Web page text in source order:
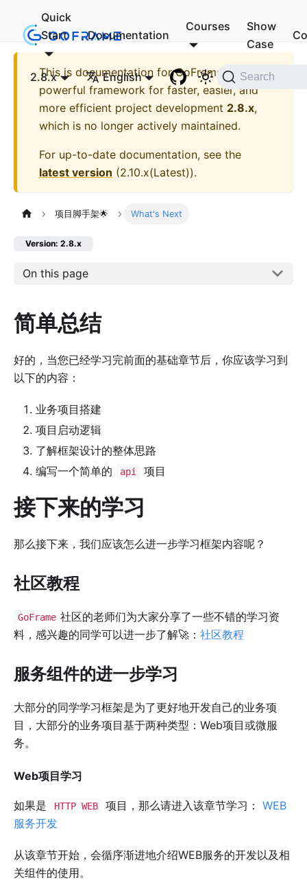
Quick
Start
Documentation
Courses
Show
Case
2.8.x English Search
This is documentation forGoFrame - A
powerful framework for faster, easier, and
more efficient project development 2.8.x,
which is no longer actively maintained.
For up-to-date documentation, see the
latest version (2.10.x(Latest)).
项目脚手架🌟 What's Next
Version: 2.8.x
On this page
简单总结
好的，当您已经学习完前面的基础章节后，你应该学习到
以下的内容：
业务项目搭建
项目启动逻辑
了解框架设计的整体思路
编写一个简单的
api 项目
接下来的学习
那么接下来，我们应该怎么进一步学习框架内容呢？
社区教程
GoFrame 社区的老师们为大家分享了一些不错的学习资
料，感兴趣的同学可以进一步了解🚀： 社区教程
服务组件的进一步学习
大部分的同学学习框架是为了更好地开发自己的业务项
目，大部分的业务项目基于两种类型：Web项目或微服
务。
Web项目学习
如果是 HTTP WEB 项目，那么请进入该章节学习： WEB
服务开发
从该章节开始，会循序渐进地介绍WEB服务的开发以及相
关组件的使用。